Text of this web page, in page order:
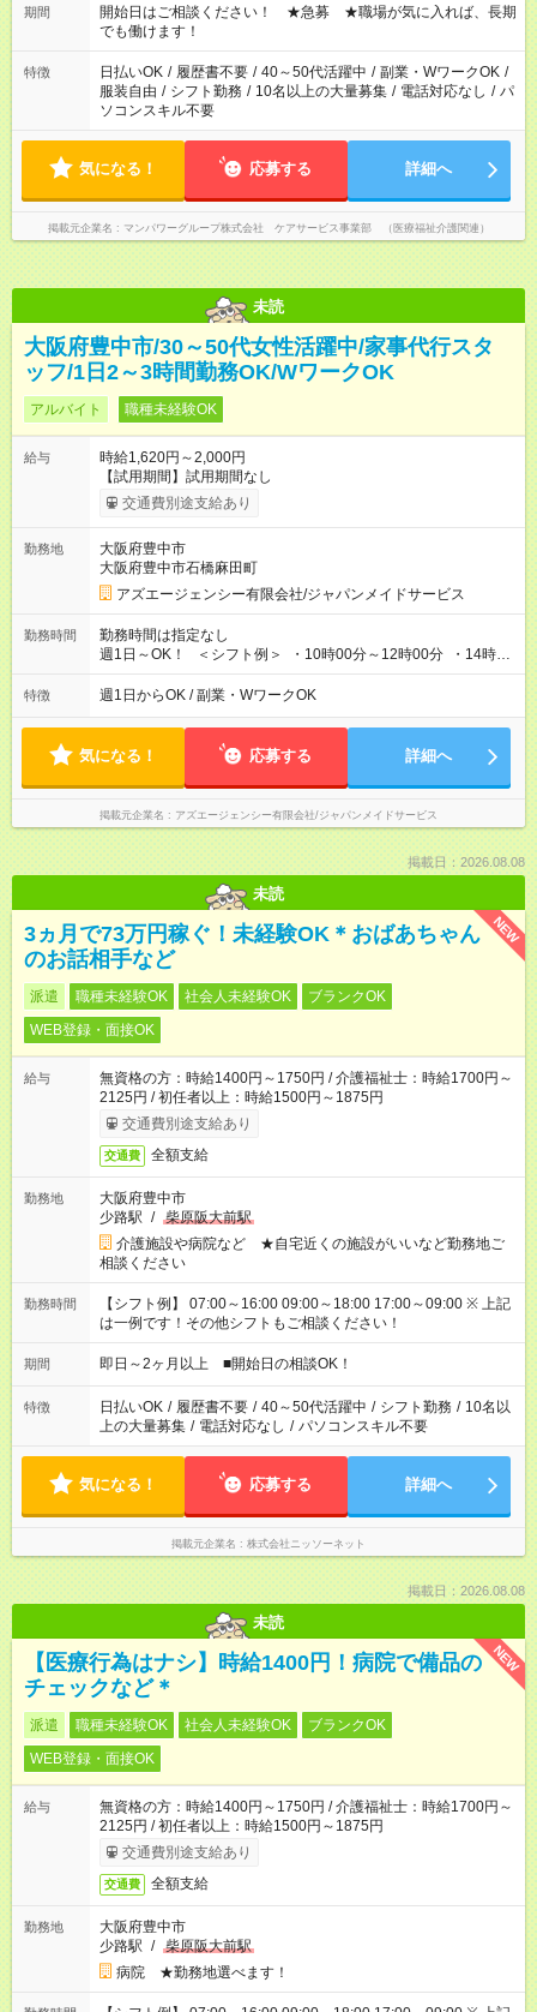
週40時間超の就業はご案内できません ※法令に基づき、週20時
間以上勤務は社会保険への加入対象となります ※労働者派遣法
（日雇い派遣の原則禁止）により、短時間・短期間の就業はご
案内が難しい場合があります
期間
開始日はご相談ください！ ★急募 ★職場が気に入れば、長期
でも働けます！
特徴 日払いOK / 履歴書不要 / 40～50代活躍中 / 副業・WワークOK /
服装自由 / シフト勤務 / 10名以上の大量募集 / 電話対応なし / パ
ソコンスキル不要
気になる！ 応募する 詳細へ
掲載元企業名 マンパワーグループ株式会社 ケアサービス事業部 （医療福祉介護関連）
未読
大阪府豊中市/30～50代女性活躍中/家事代行スタ
ッフ/1日2～3時間勤務OK/WワークOK
アルバイト 職種未経験OK
給与
時給1,620円～2,000円
【試用期間】試用期間なし
交通費別途支給あり
勤務地
大阪府豊中市
大阪府豊中市石橋麻田町
アズエージェンシー有限会社/ジャパンメイドサービス
勤務時間
勤務時間は指定なし
週1日～OK！ ＜シフト例＞ ・10時00分～12時00分 ・14時00
分～16時00分 ※勤務帯は複数あります！ ＼働き方のご希望を
聞かせてください！／ 気になることはなんでも相談してくださ
特徴 週1日からOK / 副業・WワークOK
気になる！ 応募する 詳細へ
掲載元企業名 アズエージェンシー有限会社/ジャパンメイドサービス
掲載日：2026.08.08
未読
NEW
3ヵ月で73万円稼ぐ！未経験OK＊おばあちゃん
のお話相手など
派遣 職種未経験OK 社会人未経験OK
ブランクOK
WEB登録・面接OK
給与
無資格の方：時給1400円～1750円 / 介護福祉士：時給1700円～
2125円 / 初任者以上：時給1500円～1875円
交通費別途支給あり
交通費 全額支給
勤務地
大阪府豊中市
少路駅 / 柴原阪大前駅
介護施設や病院など ★自宅近くの施設がいいなど勤務地ご
相談ください
勤務時間
【シフト例】 07:00～16:00 09:00～18:00 17:00～09:00 ※ 上記
は一例です！その他シフトもご相談ください！
期間 即日～2ヶ月以上 ■開始日の相談OK！
特徴 日払いOK / 履歴書不要 / 40～50代活躍中 / シフト勤務 / 10名以
上の大量募集 / 電話対応なし / パソコンスキル不要
気になる！ 応募する 詳細へ
掲載元企業名 株式会社ニッソーネット
掲載日：2026.08.08
未読
NEW
【医療行為はナシ】時給1400円！病院で備品の
チェックなど＊
派遣 職種未経験OK 社会人未経験OK
ブランクOK
WEB登録・面接OK
給与
無資格の方：時給1400円～1750円 / 介護福祉士：時給1700円～
2125円 / 初任者以上：時給1500円～1875円
交通費別途支給あり
交通費 全額支給
勤務地
大阪府豊中市
少路駅 / 柴原阪大前駅
病院 ★勤務地選べます！